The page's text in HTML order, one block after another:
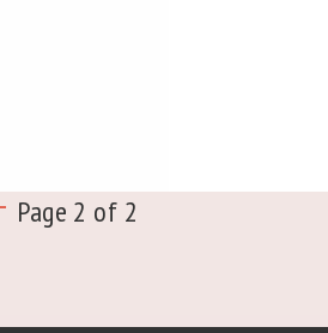
Page 2 of 2